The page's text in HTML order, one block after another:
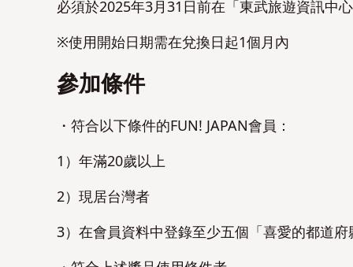
必須於2025年3月31日前在「東武旅遊資訊中
※使用開始日期需在兌換日起1個月內
參加條件
・符合以下條件的FUN! JAPAN會員：
1）年滿20歲以上
2）現居台灣者
3）在會員資料中登錄至少五個「喜愛的都道府